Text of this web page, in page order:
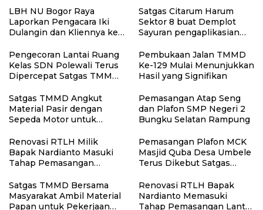
LBH NU Bogor Raya
Laporkan Pengacara Iki
Dulangin dan Kliennya ke
Satgas Citarum Harum
Sektor 8 buat Demplot
Sayuran pengaplikasian
Perkuat Edukasi
Lingkungan dan
Pendataan Ternak di
Pengecoran Lantai Ruang
Kelas SDN Polewali Terus
Dipercepat Satgas TMMD
Pembukaan Jalan TMMD
Ke-129 Mulai Menunjukkan
Hasil yang Signifikan
Satgas TMMD Angkut
Material Pasir dengan
Sepeda Motor untuk
Jalan
Pemasangan Atap Seng
dan Plafon SMP Negeri 2
Bungku Selatan Rampung
Renovasi RTLH Milik
Bapak Nardianto Masuki
Tahap Pemasangan
Pemasangan Plafon MCK
Masjid Quba Desa Umbele
Terus Dikebut Satgas
Satgas TMMD Bersama
Masyarakat Ambil Material
Papan untuk Pekerjaan
Renovasi RTLH Bapak
Nardianto Memasuki
Tahap Pemasangan Lantai